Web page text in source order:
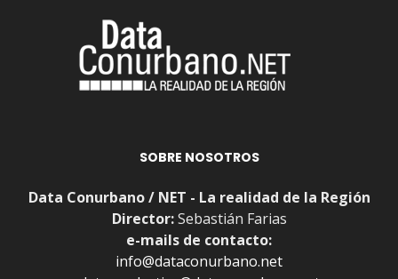
SOBRE NOSOTROS
Data Conurbano / NET - La realidad de la Región
Director:Sebastián Farias
e-mails de contacto:
info@dataconurbano.net